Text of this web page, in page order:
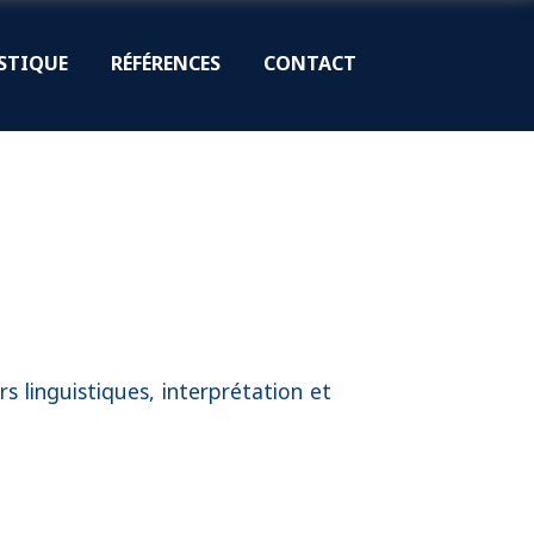
RÉFÉRENCES CONTACT
linguistiques, interprétation et